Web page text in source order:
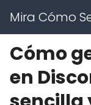
Mira Cómo
Cómo
en